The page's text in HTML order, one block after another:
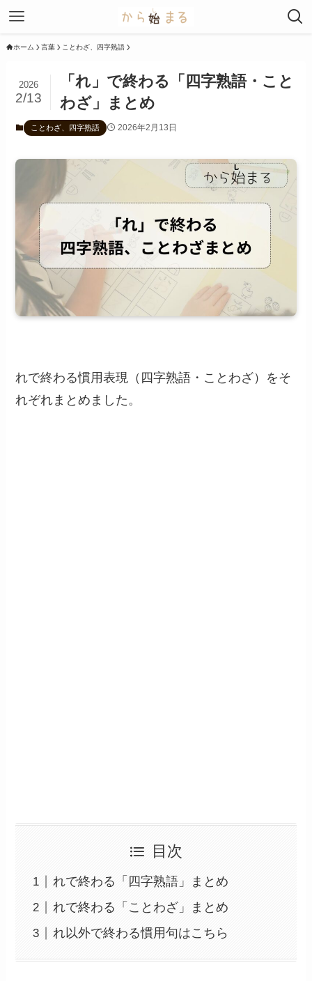
ホーム 言葉 ことわざ、四字熟語
「れ」で終わる「四字熟語・こと
わざ」まとめ
2026
2/13
ことわざ、四字熟語 2026年2月13日
れで終わる慣用表現（四字熟語・ことわざ）をそ
れぞれまとめました。
目次
れで終わる「四字熟語」まとめ
れで終わる「ことわざ」まとめ
れ以外で終わる慣用句はこちら